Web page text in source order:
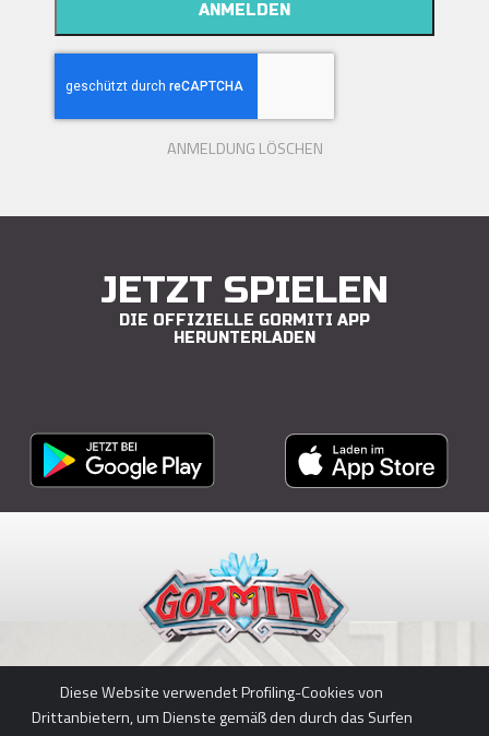
ANMELDEN
ANMELDUNG LÖSCHEN
JETZT SPIELEN
DIE OFFIZIELLE GORMITI APP
HERUNTERLADEN
APP HERUNTERLADEN
Diese Website verwendet Profiling-Cookies von
Drittanbietern, um Dienste gemäß den durch das Surfen